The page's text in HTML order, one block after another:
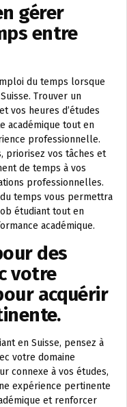
gérer
entre
du temps lorsque
Trouver un
vos heures d’études
académique tout en
professionnelle.
priorisez vos tâches et
de temps à vos
professionnelles.
temps vous permettra
étudiant tout en
académique.
des
votre
acquérir
en Suisse, pensez à
votre domaine
connexe à vos études,
expérience pertinente
et renforcer